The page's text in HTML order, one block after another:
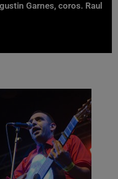
Garnes, coros. Raul